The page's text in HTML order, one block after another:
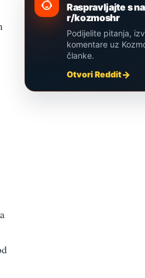
Raspravljajte s
r/kozmoshr
Podijelite pitanja,
komentare uz
članke.
Otvori Reddit